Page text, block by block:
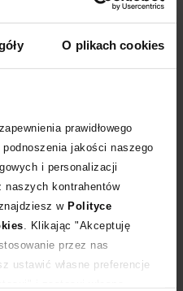
O plikach cookies
prawidłowego
jakości naszego
i personalizacji
kontrahentów
w Polityce
. Klikając "Akceptuję
przez nas
ustawić własne preferencje
od 0 zł
Korzyści Sprawdź